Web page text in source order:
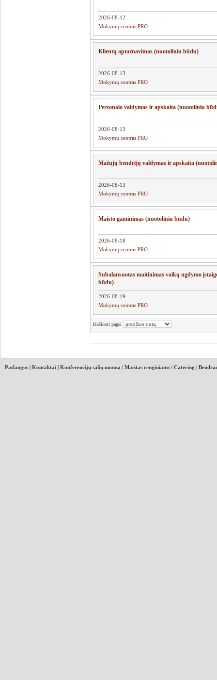
2026-08-12
Mokymų centras PRO
Klientų aptarnavimas (nuotoliniu būdu)
2026-08-13
Mokymų centras PRO
Personalo valdymas ir apskaita (nuotoliniu
2026-08-13
Mokymų centras PRO
Mažųjų bendrijų valdymas ir apskaita
2026-08-13
Mokymų centras PRO
Maisto gaminimas (nuotoliniu būdu)
2026-08-18
Mokymų centras PRO
Subalansuotas maitinimas vaikų ugdymo
būdu)
2026-08-19
Mokymų centras PRO
Rušiuoti pagal
Paslaugos | Kontaktai | Konferencijų salių nuoma | Maistas renginiams / Catering |